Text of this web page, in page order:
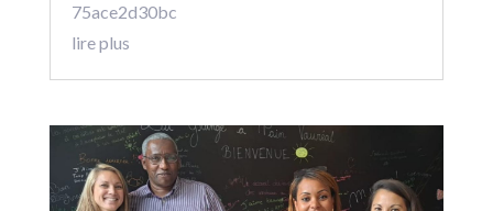
75ace2d30bc
lire plus